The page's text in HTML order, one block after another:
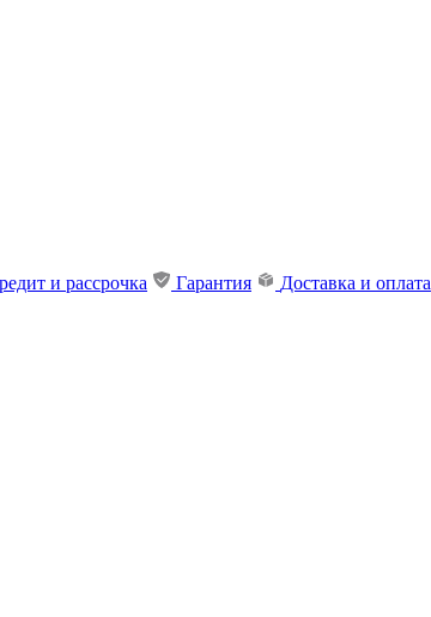
и рассрочка Гарантия Доставка и оплата